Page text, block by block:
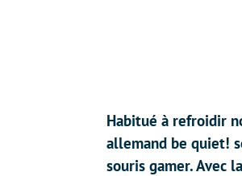
Habitué à refroidir
allemand be quiet!
souris gamer. Avec